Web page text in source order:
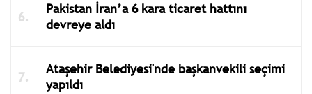
Pakistan İran’a 6 kara ticaret hattını
devreye aldı
Ataşehir Belediyesi'nde başkanvekili seçimi
yapıldı